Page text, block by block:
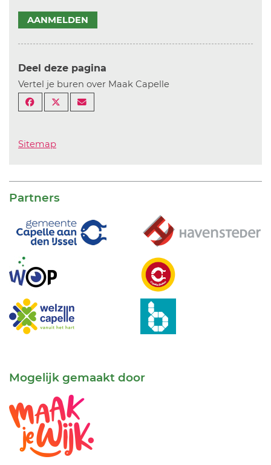
AANMELDEN
Deel deze pagina
Vertel je buren over Maak Capelle
Sitemap
Partners
Mogelijk gemaakt door